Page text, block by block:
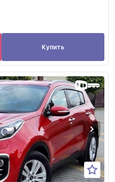
Купить